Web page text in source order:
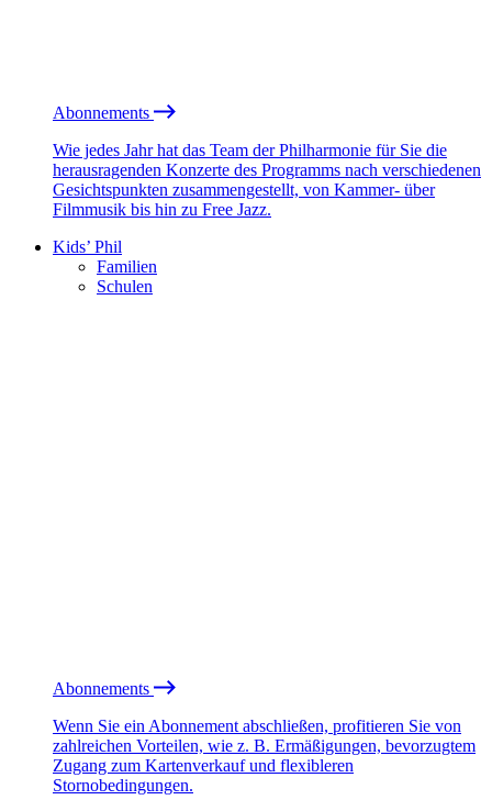
Abonnements
Wie jedes Jahr hat das Team der Philharmonie für Sie die
herausragenden Konzerte des Programms nach verschiedenen
Gesichtspunkten zusammengestellt, von Kammer- über
Filmmusik bis hin zu Free Jazz.
Kids’ Phil
Familien
Schulen
Abonnements
Wenn Sie ein Abonnement abschließen, profitieren Sie von
zahlreichen Vorteilen, wie z. B. Ermäßigungen, bevorzugtem
Zugang zum Kartenverkauf und flexibleren
Stornobedingungen.